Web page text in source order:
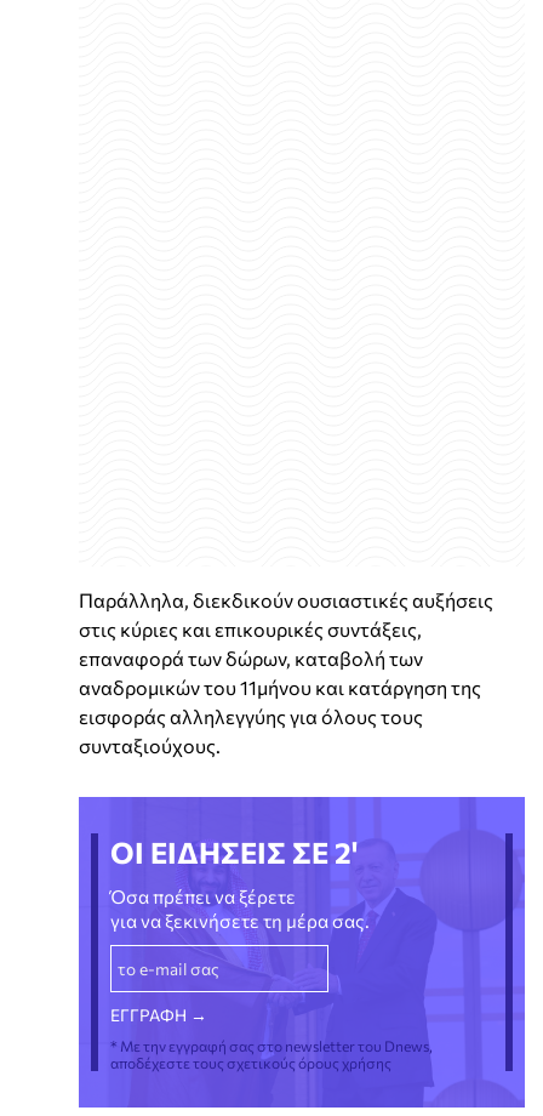
Παράλληλα, διεκδικούν ουσιαστικές αυξήσεις
στις κύριες και επικουρικές συντάξεις,
επαναφορά των δώρων, καταβολή των
αναδρομικών του 11μήνου και κατάργηση της
εισφοράς αλληλεγγύης για όλους τους
συνταξιούχους.
ΟΙ ΕΙΔΗΣΕΙΣ ΣΕ 2'
Όσα πρέπει να ξέρετε
για να ξεκινήσετε τη μέρα σας.
* Με την εγγραφή σας στο newsletter του Dnews,
αποδέχεστε τους σχετικούς όρους χρήσης